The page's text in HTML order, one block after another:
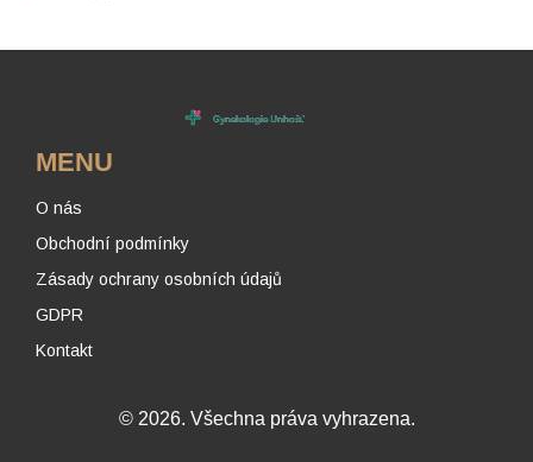
MENU
O nás
Obchodní podmínky
Zásady ochrany osobních údajů
GDPR
Kontakt
© 2026. Všechna práva vyhrazena.